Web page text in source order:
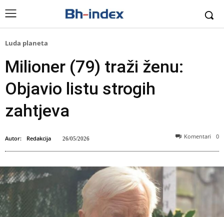
Luda planeta
Milioner (79) traži ženu:
Objavio listu strogih
zahtjeva
Autor: Redakcija 26/05/2026 Komentari 0